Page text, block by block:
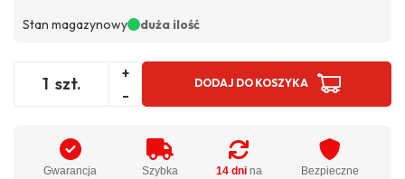
Stan magazynowy duża ilość
szt.
+
-
DODAJ DO KOSZYKA
Gwarancja
Szybka
14 dnina
Bezpieczne